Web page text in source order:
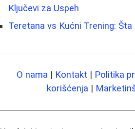
Ključevi za Uspeh
Teretana vs Kućni Trening:
O nama | Kontakt | Politika
korišćenja |